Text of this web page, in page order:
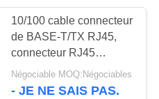
femelle
22
10/100 cable connecteur
de BASE-T/TX RJ45,
connecteur RJ45
modulaire type de 90
degrés
Négociable MOQ:Négociables
- JE NE SAIS PAS.